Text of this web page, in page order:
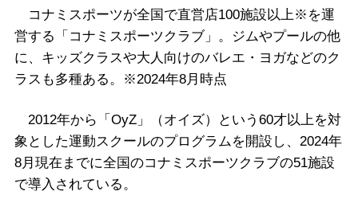
コナミスポーツが全国で直営店100施設以上※を運
営する「コナミスポーツクラブ」。ジムやプールの他
に、キッズクラスや大人向けのバレエ・ヨガなどのク
ラスも多種ある。※2024年8月時点
2012年から「OyZ」（オイズ）という60才以上を対
象とした運動スクールのプログラムを開設し、2024年
8月現在までに全国のコナミスポーツクラブの51施設
で導入されている。